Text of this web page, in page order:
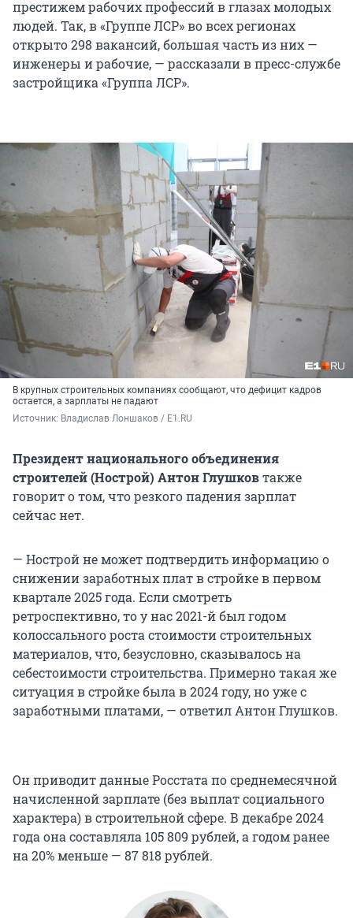
престижем рабочих профессий в глазах молодых
людей. Так, в «Группе ЛСР» во всех регионах
открыто298 вакансий, большая часть из них —
инженеры и рабочие, — рассказали в пресс-службе
застройщика «Группа ЛСР».
В крупных строительных компаниях сообщают, что дефицит кадров
остается, а зарплаты не падают
Источник: Владислав Лоншаков / E1.RU
Президент национального объединения
строителей (Нострой) Антон Глушковтакже
говорит о том, что резкого падения зарплат
сейчас нет.
— Нострой не может подтвердить информацию о
снижении заработных плат в стройке в первом
квартале 2025 года. Если смотреть
ретроспективно, то у нас 2021-й был годом
колоссального роста стоимости строительных
материалов, что, безусловно, сказывалось на
себестоимости строительства. Примерно такая же
ситуация в стройке была в 2024 году, но уже с
заработными платами, — ответил Антон Глушков.
Он приводит данные Росстата по среднемесячной
начисленной зарплате (без выплат социального
характера) в строительной сфере. В декабре 2024
года она составляла 105 809 рублей, а годом ранее
на 20% меньше — 87 818 рублей.